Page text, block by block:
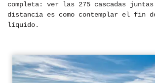
completa: ver las 275 cascadas
distancia es como contemplar el fin
líquido.